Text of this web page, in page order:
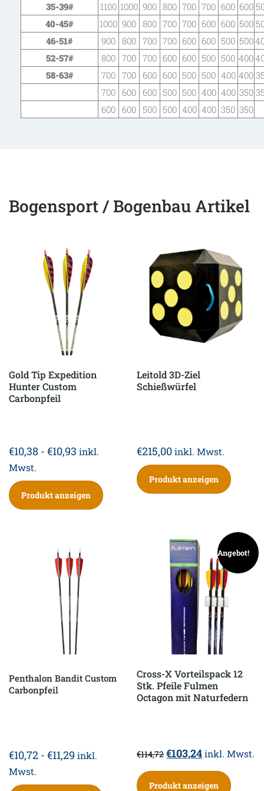
35-39# 1100 1000 900 800 700 700 600 600
40-45# 1000 900 800 700 700 600 600 500
46-51# 900 800 700 700 600 600 500 500
52-57# 800 700 700 600 600 500 500 400
58-63# 700 700 600 600 500 500 400 400
700 600 600 500 500 400 400 350
600 600 500 500 400 400 350 350
Bogensport / Bogenbau Artikel
Gold Tip Expedition
Hunter Custom
Carbonpfeil
€10,38 - €10,93 inkl.
Mwst.
Produkt anzeigen
Leitold 3D-Ziel
Schießwürfel
€215,00 inkl. Mwst.
Produkt anzeigen
Penthalon Bandit Custom
Carbonpfeil
€10,72 - €11,29 inkl.
Mwst.
Angebot!
Cross-X Vorteilspack 12
Stk. Pfeile Fulmen
Octagon mit Naturfedern
€114,72Ursprünglicher
war:
€103,24Aktueller
ist:
inkl. Mwst.
Produkt anzeigen